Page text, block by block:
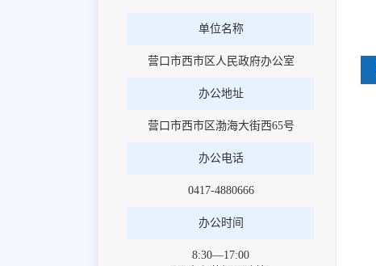
单位名称
营口市西市区人民政府办公室
办公地址
营口市西市区渤海大街西65号
办公电话
0417-4880666
办公时间
8:30—17:00